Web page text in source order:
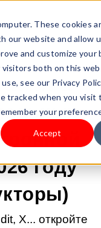
These cookies
website and allow
and customize your
both on this
see our Privacy
tracked when you
your
Accept
СВОЙ БИЗНЕС
году
X... откройте